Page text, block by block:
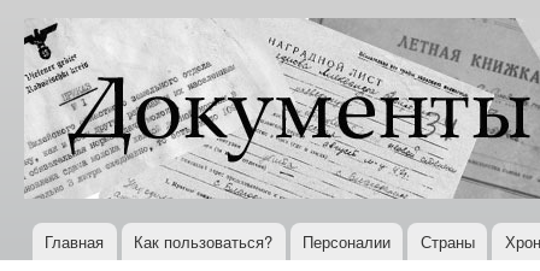
Документы
XX века
Всемирная
история в
Интернете
Главное меню
Главная Как пользоваться? Персоналии Страны